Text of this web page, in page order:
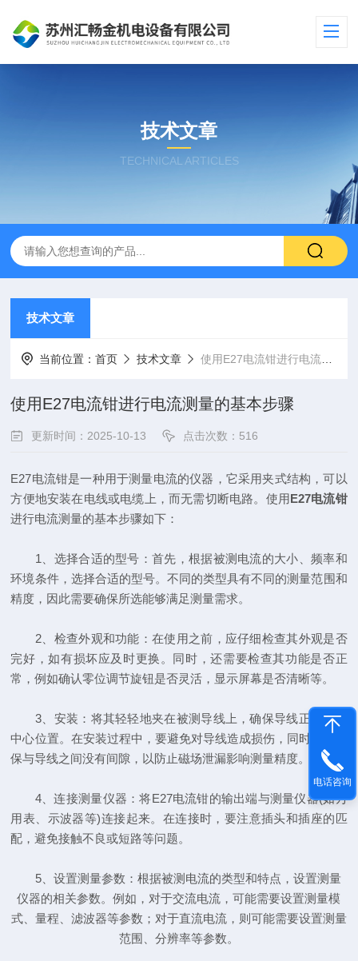
技术文章
TECHNICAL ARTICLES
技术文章
当前位置：首页 技术文章 使用E27电流钳进行电流测量的基本步骤
使用E27电流钳进行电流测量的基本步骤
更新时间：2025-10-13 点击次数：516
E27电流钳是一种用于测量电流的仪器，它采用夹式结构，可以
方便地安装在电线或电缆上，而无需切断电路。使用E27电流钳
进行电流测量的基本步骤如下：
1、选择合适的型号：首先，根据被测电流的大小、频率和
环境条件，选择合适的型号。不同的类型具有不同的测量范围和
精度，因此需要确保所选能够满足测量需求。
2、检查外观和功能：在使用之前，应仔细检查其外观是否
完好，如有损坏应及时更换。同时，还需要检查其功能是否正
常，例如确认零位调节旋钮是否灵活，显示屏幕是否清晰等。
3、安装：将其轻轻地夹在被测导线上，确保导线正好位于
中心位置。在安装过程中，要避免对导线造成损伤，同时还要确
保与导线之间没有间隙，以防止磁场泄漏影响测量精度。
4、连接测量仪器：将E27电流钳的输出端与测量仪器(如万
用表、示波器等)连接起来。在连接时，要注意插头和插座的匹
配，避免接触不良或短路等问题。
5、设置测量参数：根据被测电流的类型和特点，设置测量
仪器的相关参数。例如，对于交流电流，可能需要设置测量模
式、量程、滤波器等参数；对于直流电流，则可能需要设置测量
范围、分辨率等参数。
电话咨询